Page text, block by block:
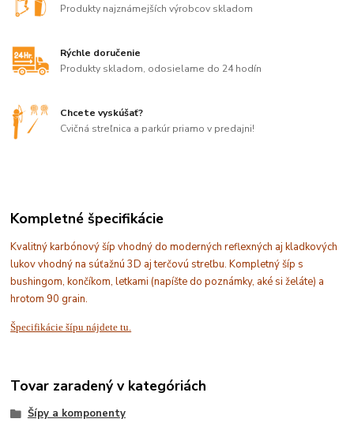
Produkty najznámejších výrobcov skladom
Rýchle doručenie
Produkty skladom, odosielame do 24 hodín
Chcete vyskúšať?
Cvičná streľnica a parkúr priamo v predajni!
Kompletné špecifikácie
Kvalitný karbónový šíp vhodný do moderných reflexných aj kladkových
lukov vhodný na súťažnú 3D aj terčovú streľbu. Kompletný šíp s
bushingom, končíkom, letkami (napíšte do poznámky, aké si želáte) a
hrotom 90 grain.
Špecifikácie šípu nájdete tu.
Tovar zaradený v kategóriách
Šípy a komponenty